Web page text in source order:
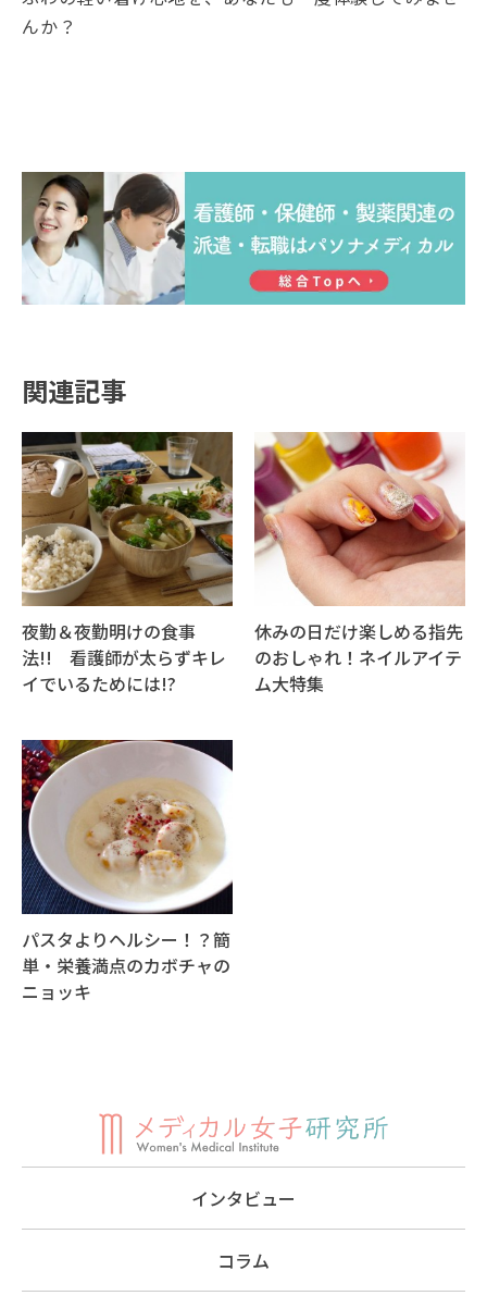
んか？
関連記事
夜勤＆夜勤明けの食事
法!! 看護師が太らずキレ
イでいるためには!?
休みの日だけ楽しめる指先
のおしゃれ！ネイルアイテ
ム大特集
パスタよりヘルシー！？簡
単・栄養満点のカボチャの
ニョッキ
インタビュー
コラム